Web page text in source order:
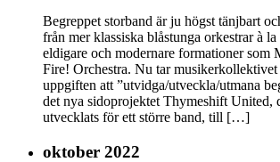
Begreppet storband är ju högst tänjbart
från mer klassiska blåstunga orkestrar à
eldigare och modernare formationer som
Fire! Orchestra. Nu tar
uppgiften att ”utvidga/utveckla/utmana
det nya sidoprojektet Thymeshift United,
utvecklats för ett större band, till […]
oktober 2022